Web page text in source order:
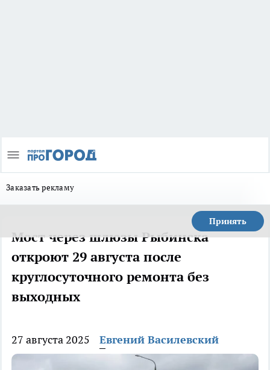
Заказать рекламу
Принять
Мост через шлюзы Рыбинска
откроют 29 августа после
круглосуточного ремонта без
выходных
27 августа 2025 Евгений Василевский